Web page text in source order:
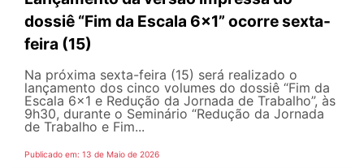
dossiê “Fim da Escala 6×1” ocorre sexta-
feira (15)
Na próxima sexta-feira (15) será realizado o
lançamento dos cinco volumes do dossiê “Fim da
Escala 6×1 e Redução da Jornada de Trabalho”, às
9h30, durante o Seminário “Redução da Jornada
de Trabalho e Fim...
Publicado em: 13 de Maio de 2026